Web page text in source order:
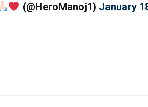
(@HeroManoj1) January